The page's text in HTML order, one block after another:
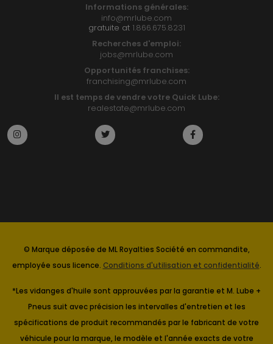
Informations générales:
info@mrlube.com
gratuite at 1.866.675.8231
Recherches d'emploi:
jobs@mrlube.com
Opportunités franchises:
franchising@mrlube.com
Il est temps de vendre votre Quick Lube:
realestate@mrlube.com
© Marque déposée de ML Royalties Société en commandite,
employée sous licence. Conditions d'utilisation et confidentialité.
*Les vidanges d'huile sont approuvées par la garantie et M. Lube +
Pneus suit avec précision les intervalles d'entretien et les
spécifications de produit recommandés par le fabricant de votre
véhicule pour la marque, le modèle et l'année exacts de votre